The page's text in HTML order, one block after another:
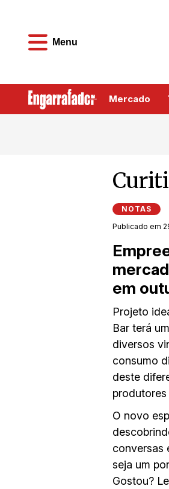
Menu
Mercado
NOTAS
Publicado em
em
Projeto
Bar terá
diversos
consumo
deste
O novo
conversas
seja um
Gostou?